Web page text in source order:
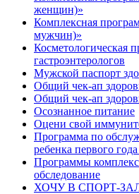
женщин)»
Комплексная
мужчин)»
Косметологическая
гастроэнтерологов
Мужской паспорт
Общий чек-ап
Общий чек-ап
Осознанное питание
Оцени свой
Программа по
ребенка первого
Программы
обследование
ХОЧУ В CПОРТ-